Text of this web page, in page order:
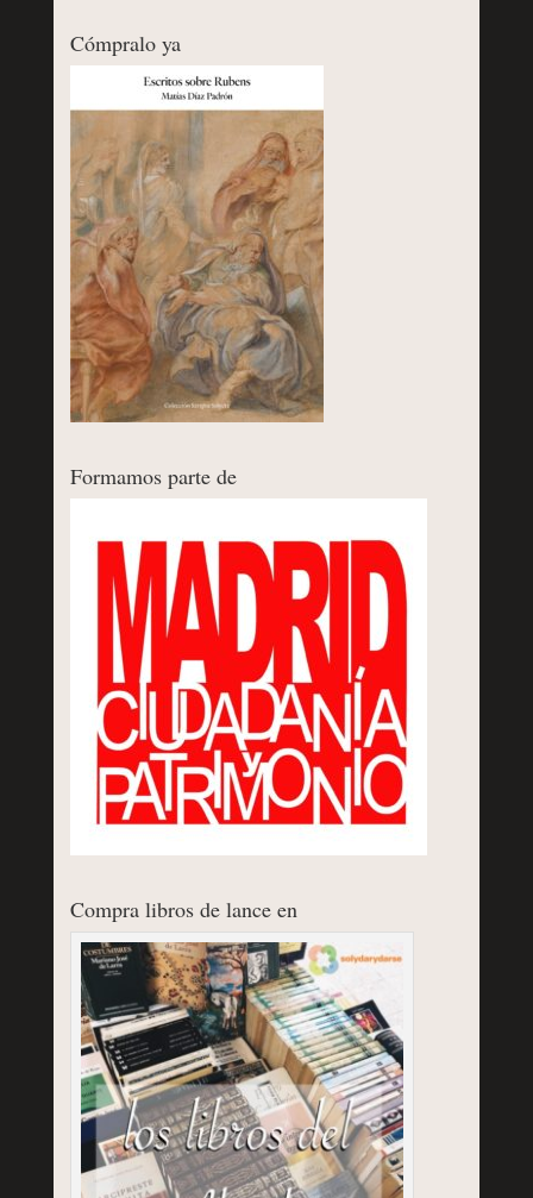
Cómpralo ya
Formamos parte de
Compra libros de lance en